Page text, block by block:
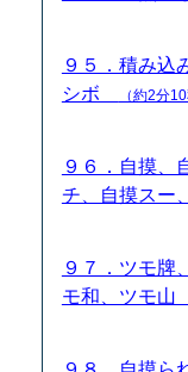
９５．積み込
シボ
（約2分10
９６．自摸、
チ、自摸スー
９７．ツモ牌
モ和、ツモ山